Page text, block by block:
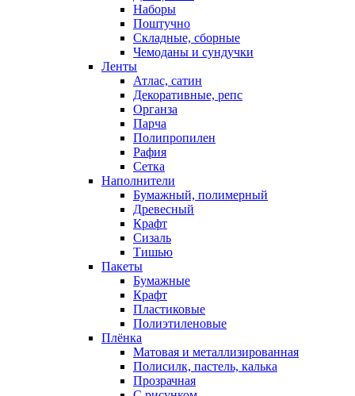
Наборы
Поштучно
Складные, сборные
Чемоданы и сундучки
Ленты
Атлас, сатин
Декоративные, репс
Органза
Парча
Полипропилен
Рафия
Сетка
Наполнители
Бумажный, полимерный
Древесный
Крафт
Сизаль
Тишью
Пакеты
Бумажные
Крафт
Пластиковые
Полиэтиленовые
Плёнка
Матовая и металлизированная
Полисилк, пастель, калька
Прозрачная